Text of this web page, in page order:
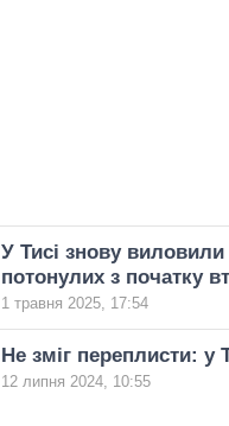
У Тисі знову виловили
потонулих з початку
1 травня 2025, 17:54
Не зміг переплисти: у
12 липня 2024, 10:55